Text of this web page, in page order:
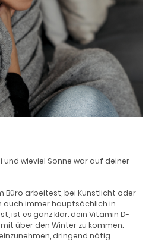
und wieviel Sonne war auf deiner
Büro arbeitest, bei Kunstlicht oder
auch immer hauptsächlich in
ist es ganz klar: dein Vitamin D-
über den Winter zu kommen.
dringend nötig.